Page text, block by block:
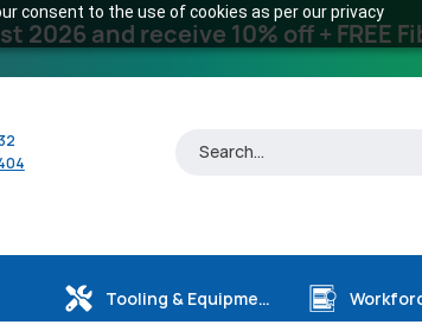
consent to the use of cookies as per our privacy
and receive 10% off + FREE
Tooling & Equipment